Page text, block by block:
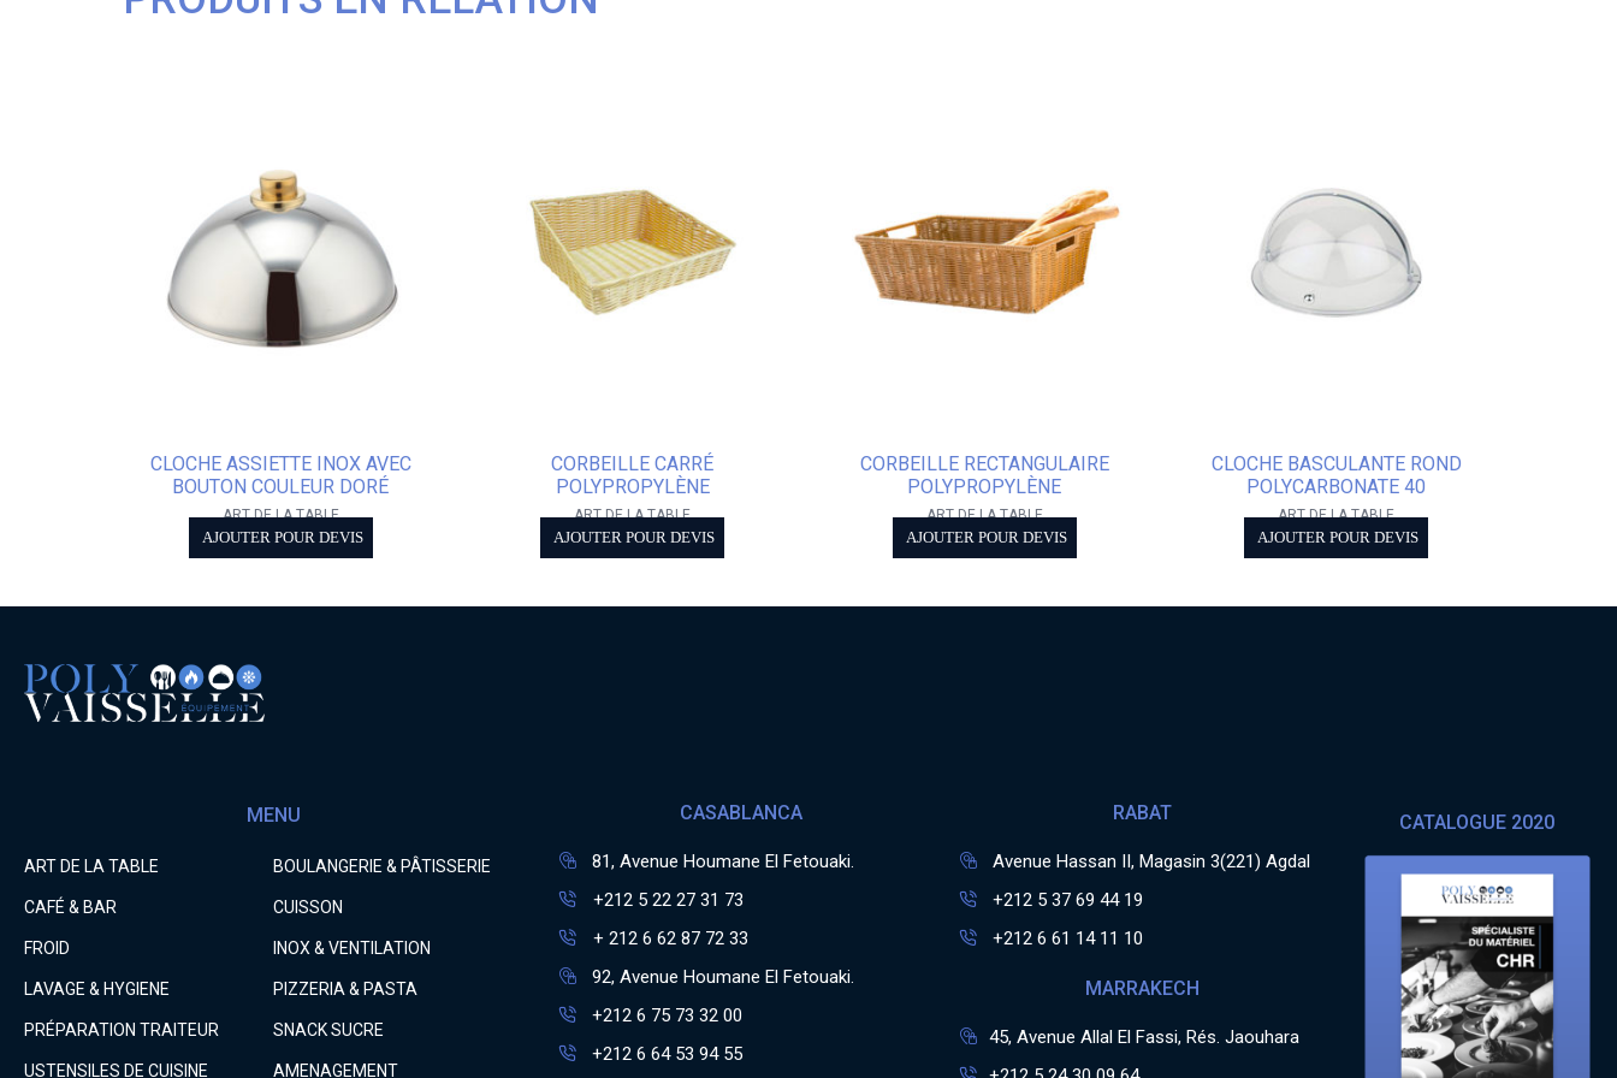
CLOCHE ASSIETTE INOX AVEC
BOUTON COULEUR DORÉ
ART DE LA TABLE
AJOUTER POUR DEVIS
CORBEILLE CARRÉ
POLYPROPYLÈNE
ART DE LA TABLE
AJOUTER POUR DEVIS
CORBEILLE RECTANGULAIRE
POLYPROPYLÈNE
ART DE LA TABLE
AJOUTER POUR DEVIS
CLOCHE BASCULANTE ROND
POLYCARBONATE 40
ART DE LA TABLE
AJOUTER POUR DEVIS
MENU
ART DE LA TABLE BOULANGERIE & PÂTISSERIE
CAFÉ & BAR CUISSON
FROID INOX & VENTILATION
LAVAGE & HYGIENE PIZZERIA & PASTA
PRÉPARATION TRAITEUR SNACK SUCRE
USTENSILES DE CUISINE AMENAGEMENT
CASABLANCA
81, Avenue Houmane El Fetouaki.
+212 5 22 27 31 73
+ 212 6 62 87 72 33
92, Avenue Houmane El Fetouaki.
+212 6 75 73 32 00
+212 6 64 53 94 55
RABAT
Avenue Hassan II, Magasin 3(221) Agdal
+212 5 37 69 44 19
+212 6 61 14 11 10
MARRAKECH
45, Avenue Allal El Fassi, Rés. Jaouhara
CATALOGUE 2020